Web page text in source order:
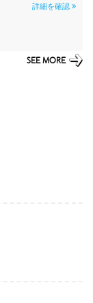
詳細を確認
SEE MORE